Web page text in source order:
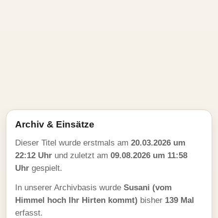
Archiv & Einsätze
Dieser Titel wurde erstmals am 20.03.2026 um
22:12 Uhr und zuletzt am 09.08.2026 um 11:58
Uhr gespielt.
In unserer Archivbasis wurde Susani (vom
Himmel hoch Ihr Hirten kommt) bisher 139 Mal
erfasst.